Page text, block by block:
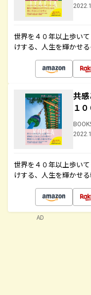
世界を４０年以上歩い
けする、人生を輝かせ
共
１０
世界を４０年以上歩い
けする、人生を輝かせ
AD